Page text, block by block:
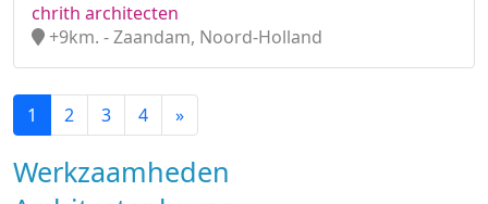
chrith architecten
+9km. - Zaandam, Noord-Holland
1 2 3 4 »
Werkzaamheden